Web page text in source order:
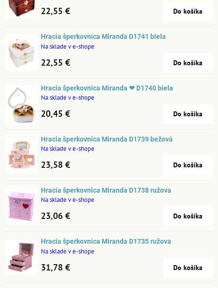
22,55 € Do košíka
Hracia šperkovnica Miranda D1741 biela
Na sklade v e-shope
22,55 € Do košíka
Hracia šperkovnica Miranda ❤ D1740 biela
Na sklade v e-shope
20,45 € Do košíka
Hracia šperkovnica Miranda D1739 bežová
Na sklade v e-shope
23,58 € Do košíka
Hracia šperkovnica Miranda D1738 ružova
Na sklade v e-shope
23,06 € Do košíka
Hracia šperkovnica Miranda D1735 ružova
Na sklade v e-shope
31,78 € Do košíka